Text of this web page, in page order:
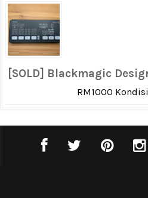
[SOLD] Blackmagic
RM1000